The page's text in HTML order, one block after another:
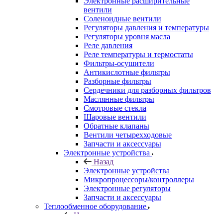
вентили
Соленоидные вентили
Регуляторы давления и температуры
Регуляторы уровня масла
Реле давления
Реле температуры и термостаты
Фильтры-осушители
Антикислотные фильтры
Разборные фильтры
Сердечники для разборных фильтров
Маслянные фильтры
Смотровые стекла
Шаровые вентили
Обратные клапаны
Вентили четырехходовые
Запчасти и аксессуары
Электронные устройства
Назад
Электронные устройства
Микропроцессоры/контроллеры
Электронные регуляторы
Запчасти и аксессуары
Теплообменное оборудование